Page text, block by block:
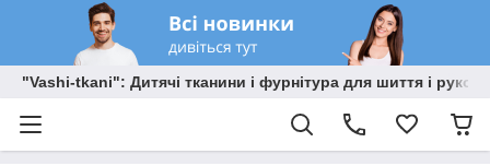
"Vashi-tkani": Дитячі тканини і фурнітура для шиття і